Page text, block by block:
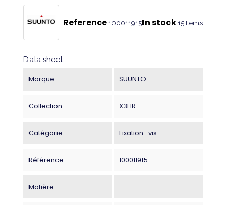
Reference 100011915In stock 15 Items
Data sheet
Marque SUUNTO
Collection X3HR
Catégorie Fixation : vis
Référence 100011915
Matière -